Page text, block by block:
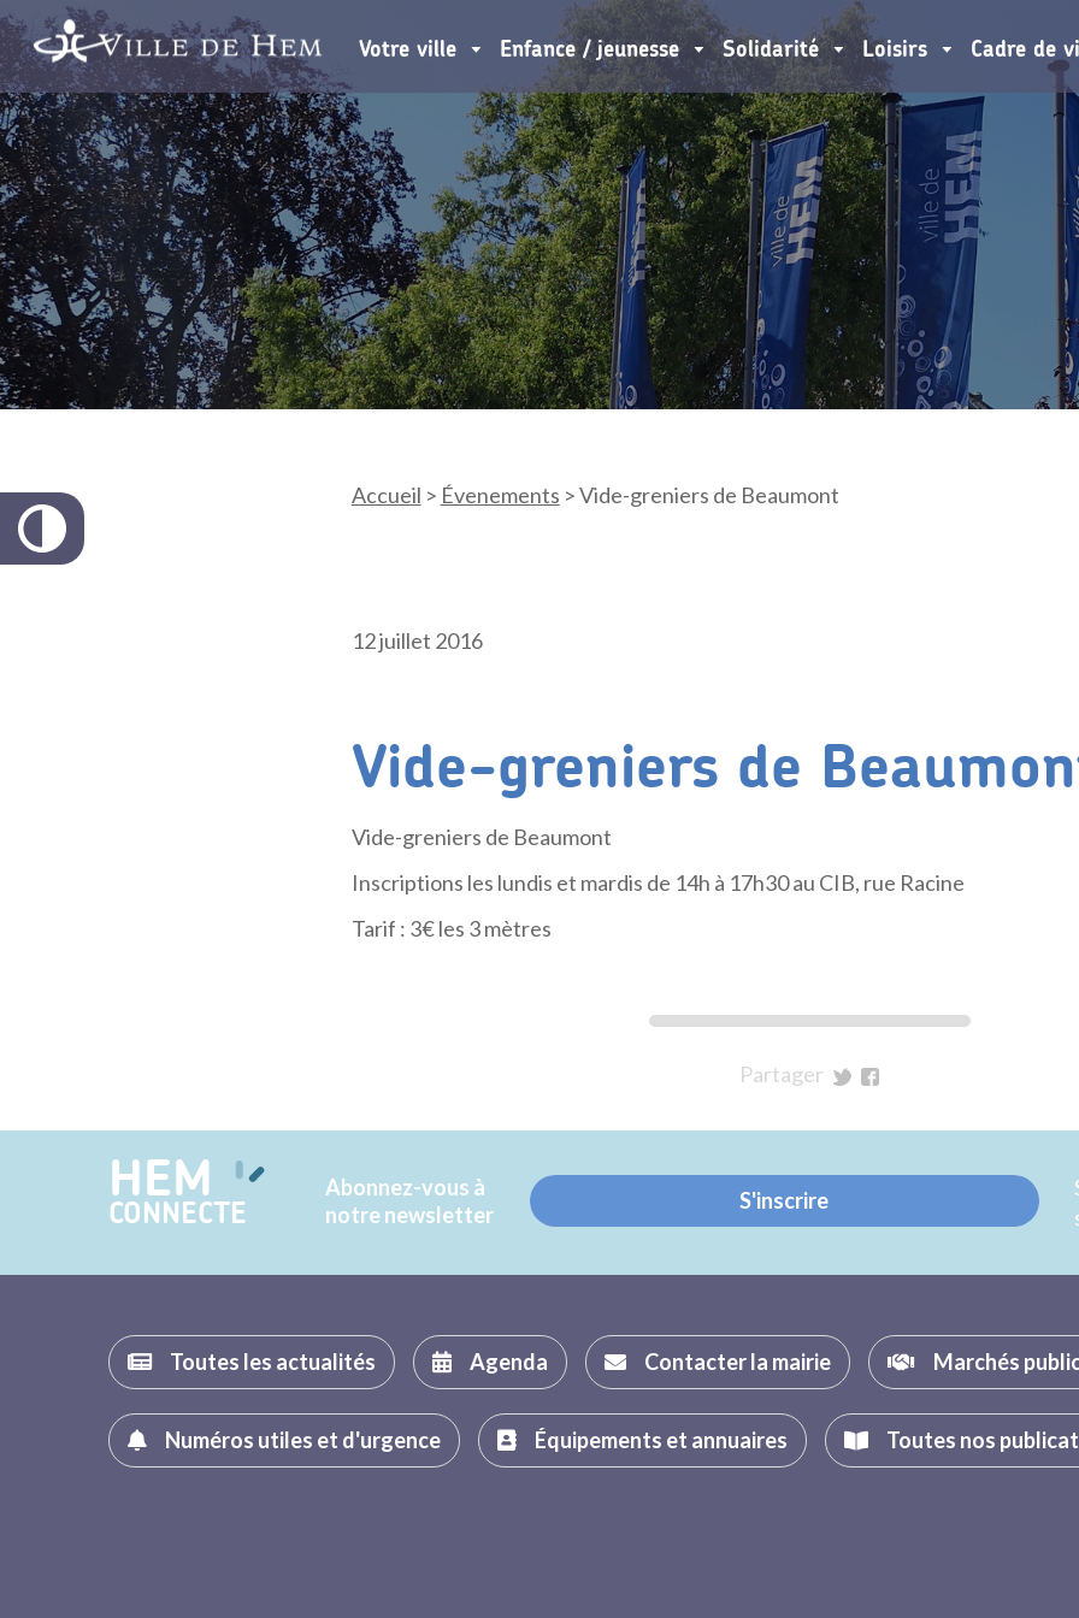
Votre ville Enfance / jeunesse Solidarité Loisirs Cadre de
Accueil > Évenements >Vide-greniers de Beaumont
12 juillet 2016
Vide-greniers de
Vide-greniers de Beaumont
Inscriptions les lundis et mardis de 14h à 17h30 au CIB, rue Racine
Tarif : 3€ les 3 mètres
Partager
Twitter
Facebook
HEM
CONNECTE
Abonnez-vous à
notre newsletter
S'inscrire
Toutes les actualités Agenda Contacter la mairie Marchés
Numéros utiles et d'urgence Équipements et annuaires Toutes nos